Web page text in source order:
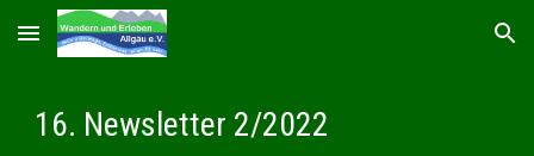
Skip to main content Skip to navigation
1 6. Newsletter 2/2022